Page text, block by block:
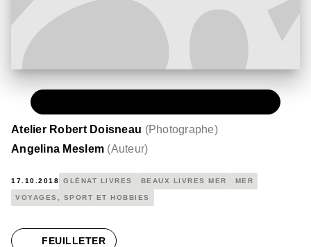
Atelier Robert Doisneau (Photographe)
Angelina Meslem (Auteur)
17.10.2018 GLÉNAT LIVRES BEAUX LIVRES MER MER
VOYAGES, SPORT ET HOBBIES
FEUILLETER